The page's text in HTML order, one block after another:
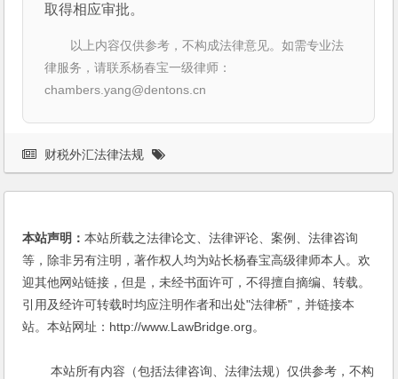
取得相应审批。
以上内容仅供参考，不构成法律意见。如需专业法
律服务，请联系杨春宝一级律师：
chambers.yang@dentons.cn
财税外汇法律法规
本站声明：本站所载之法律论文、法律评论、案例、法律咨询
等，除非另有注明，著作权人均为站长杨春宝高级律师本人。欢
迎其他网站链接，但是，未经书面许可，不得擅自摘编、转载。
引用及经许可转载时均应注明作者和出处"法律桥"，并链接本
站。本站网址：http://www.LawBridge.org。
本站所有内容（包括法律咨询、法律法规）仅供参考，不构